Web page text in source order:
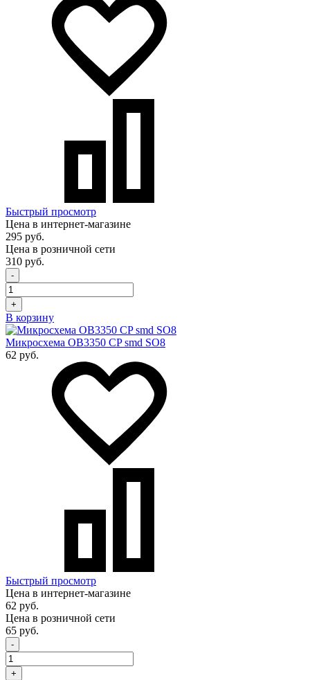
Быстрый просмотр
Цена в интернет-магазине
295 руб.
Цена в розничной сети
310 руб.
-
+
В корзину
Микросхема OB3350 CP smd SO8
62 руб.
Быстрый просмотр
Цена в интернет-магазине
62 руб.
Цена в розничной сети
65 руб.
-
+